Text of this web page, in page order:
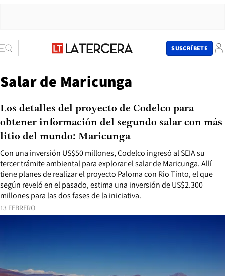
SUSCRÍBETE
Salar de Maricunga
13 FEBRERO
Con una inversión US$50 millones, Codelco ingresó al SEIA su
tercer trámite ambiental para explorar el salar de Maricunga. Allí
tiene planes de realizar el proyecto Paloma con Rio Tinto, el que
según reveló en el pasado, estima una inversión de US$2.300
millones para las dos fases de la iniciativa.
Los detalles del proyecto de Codelco para
obtener información del segundo salar con más
litio del mundo: Maricunga